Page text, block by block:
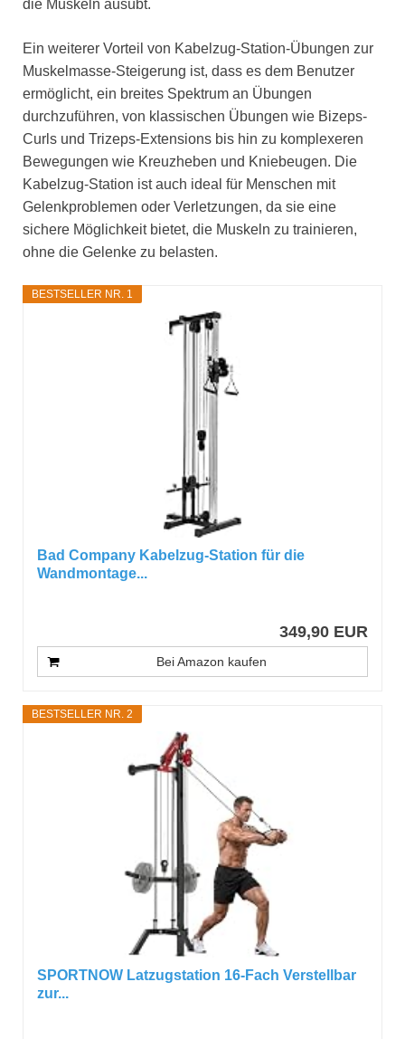
die Muskeln ausübt.
Ein weiterer Vorteil von Kabelzug-Station-Übungen zur
Muskelmasse-Steigerung ist, dass es dem Benutzer
ermöglicht, ein breites Spektrum an Übungen
durchzuführen, von klassischen Übungen wie Bizeps-
Curls und Trizeps-Extensions bis hin zu komplexeren
Bewegungen wie Kreuzheben und Kniebeugen. Die
Kabelzug-Station ist auch ideal für Menschen mit
Gelenkproblemen oder Verletzungen, da sie eine
sichere Möglichkeit bietet, die Muskeln zu trainieren,
ohne die Gelenke zu belasten.
BESTSELLER NR. 1
Bad Company Kabelzug-Station für die
Wandmontage...
349,90 EUR
Bei Amazon kaufen
BESTSELLER NR. 2
SPORTNOW Latzugstation 16-Fach Verstellbar
zur...